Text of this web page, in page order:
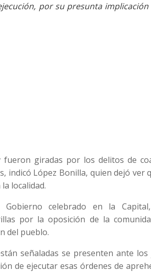
por su presunta implicación
giradas por los delitos de
indicó López Bonilla, quien dejó ver
localidad.
celebrado en la
por la oposición de la
del pueblo.
señaladas se presenten ante los
de ejecutar esas órdenes de